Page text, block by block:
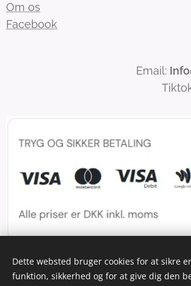
Om os
Facebook
Email: Info
Cookies
Dette websted bruger cookies for at sikre
funktion, sikkerhed og for at give dig den